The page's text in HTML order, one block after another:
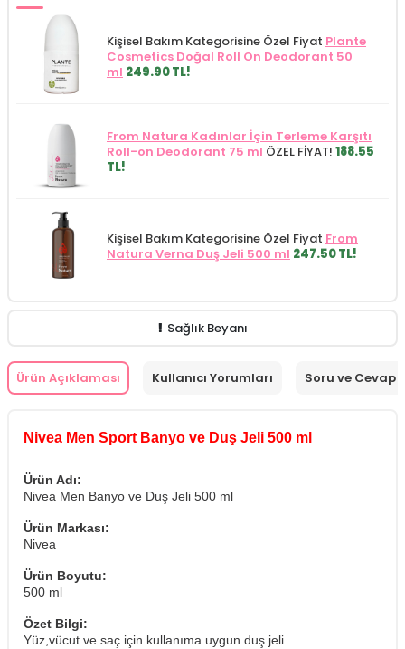
Kişisel Bakım Kategorisine Özel Fiyat Plante
Cosmetics Doğal Roll On Deodorant 50
ml 249.90 TL!
From Natura Kadınlar İçin Terleme Karşıtı
Roll-on Deodorant 75 ml ÖZEL FİYAT! 188.55
TL!
Kişisel Bakım Kategorisine Özel Fiyat From
Natura Verna Duş Jeli 500 ml 247.50 TL!
Sağlık Beyanı
Ürün Açıklaması Kullanıcı Yorumları Soru ve Cevap
Nivea Men Sport Banyo ve Duş Jeli 500 ml
Ürün Adı:
Nivea Men Banyo ve Duş Jeli 500 ml
Ürün Markası:
Nivea
Ürün Boyutu:
500 ml
Özet Bilgi:
Yüz,vücut ve saç için kullanıma uygun duş jeli